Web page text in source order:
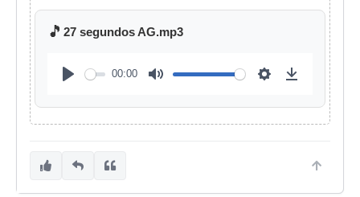
🎵 27 segundos AG.mp3
00:00